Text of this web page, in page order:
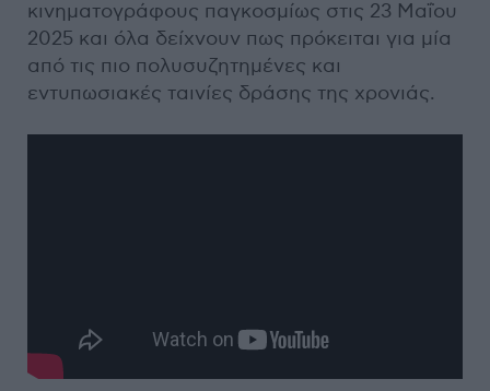
κινηματογράφους παγκοσμίως στις 23 Μαΐου
2025 και όλα δείχνουν πως πρόκειται για μία
από τις πιο πολυσυζητημένες και
εντυπωσιακές ταινίες δράσης της χρονιάς.